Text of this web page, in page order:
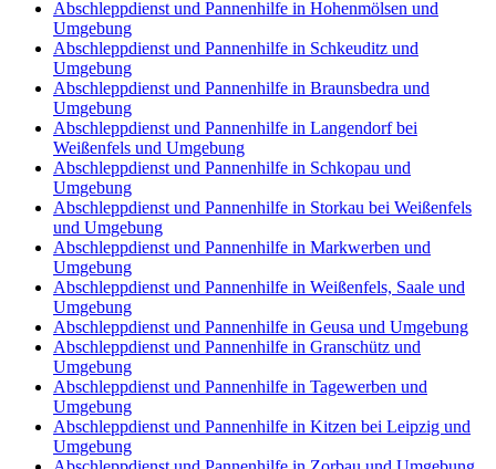
Abschleppdienst und Pannenhilfe in Hohenmölsen und
Umgebung
Abschleppdienst und Pannenhilfe in Schkeuditz und
Umgebung
Abschleppdienst und Pannenhilfe in Braunsbedra und
Umgebung
Abschleppdienst und Pannenhilfe in Langendorf bei
Weißenfels und Umgebung
Abschleppdienst und Pannenhilfe in Schkopau und
Umgebung
Abschleppdienst und Pannenhilfe in Storkau bei Weißenfels
und Umgebung
Abschleppdienst und Pannenhilfe in Markwerben und
Umgebung
Abschleppdienst und Pannenhilfe in Weißenfels, Saale und
Umgebung
Abschleppdienst und Pannenhilfe in Geusa und Umgebung
Abschleppdienst und Pannenhilfe in Granschütz und
Umgebung
Abschleppdienst und Pannenhilfe in Tagewerben und
Umgebung
Abschleppdienst und Pannenhilfe in Kitzen bei Leipzig und
Umgebung